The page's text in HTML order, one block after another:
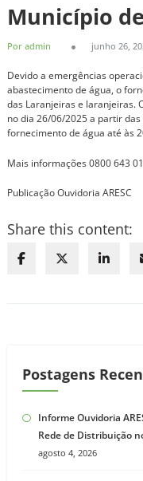
Município
Por admin junho 26,
Devido a emergências
abastecimento de água, o
das Laranjeiras e laranjeiras.
no dia 26/06/2025 a partir
fornecimento de água até às
Mais informações 0800 643
Publicação Ouvidoria ARESC
Share this content:
Postagens
Informe Ouvidoria
Rede de Distribuição
agosto 4, 2026